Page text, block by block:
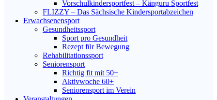
Vorschulkindersportfest – Känguru Sportfest
FLIZZY – Das Sächsische Kindersportabzeichen
Erwachsenensport
Gesundheitssport
Sport pro Gesundheit
Rezept für Bewegung
Rehabilitationssport
Seniorensport
Richtig fit mit 50+
Aktivwoche 60+
Seniorensport im Verein